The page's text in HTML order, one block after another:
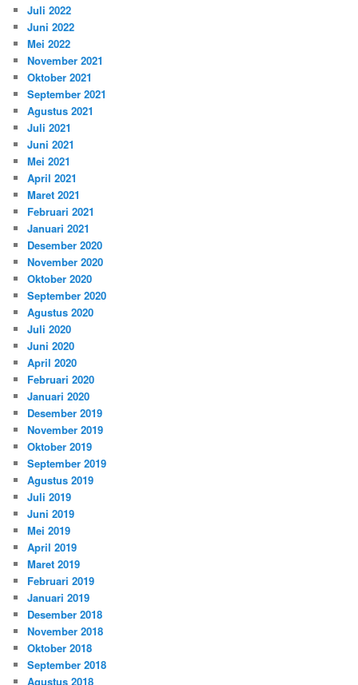
Juli 2022
Juni 2022
Mei 2022
November 2021
Oktober 2021
September 2021
Agustus 2021
Juli 2021
Juni 2021
Mei 2021
April 2021
Maret 2021
Februari 2021
Januari 2021
Desember 2020
November 2020
Oktober 2020
September 2020
Agustus 2020
Juli 2020
Juni 2020
April 2020
Februari 2020
Januari 2020
Desember 2019
November 2019
Oktober 2019
September 2019
Agustus 2019
Juli 2019
Juni 2019
Mei 2019
April 2019
Maret 2019
Februari 2019
Januari 2019
Desember 2018
November 2018
Oktober 2018
September 2018
Agustus 2018